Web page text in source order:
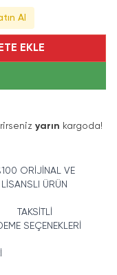
Al
EKLE
yarın kargoda!
ORİJİNAL VE
LİSANSLI ÜRÜN
TAKSİTLİ
SEÇENEKLERİ